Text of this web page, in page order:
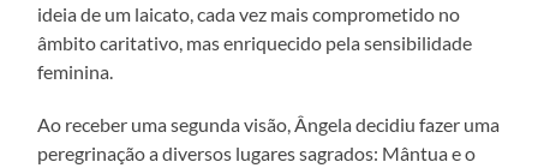
ideia de um laicato, cada vez mais comprometido no
âmbito caritativo, mas enriquecido pela sensibilidade
feminina.
Ao receber uma segunda visão, Ângela decidiu fazer uma
peregrinação a diversos lugares sagrados: Mântua e o